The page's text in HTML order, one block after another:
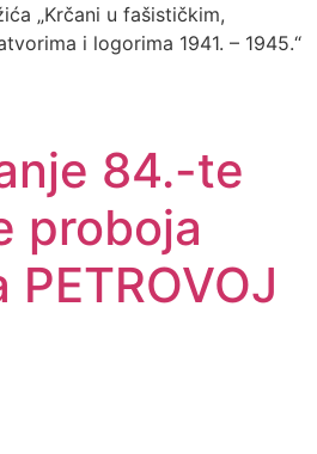
„Krčani u fašističkim,
i logorima 1941. – 1945.“
84.-te
proboja